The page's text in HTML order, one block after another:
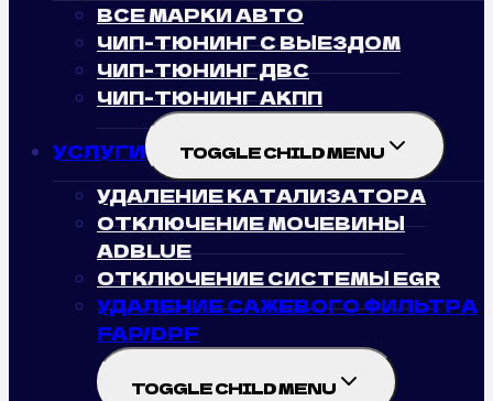
ВСЕ МАРКИ АВТО
ЧИП-ТЮНИНГ С ВЫЕЗДОМ
ЧИП-ТЮНИНГ ДВС
ЧИП-ТЮНИНГ АКПП
УСЛУГИ TOGGLE CHILD MENU
УДАЛЕНИЕ КАТАЛИЗАТОРА
ОТКЛЮЧЕНИЕ МОЧЕВИНЫ
ADBLUE
ОТКЛЮЧЕНИЕ СИСТЕМЫ EGR
УДАЛЕНИЕ САЖЕВОГО ФИЛЬТРА
FAP/DPF
TOGGLE CHILD MENU